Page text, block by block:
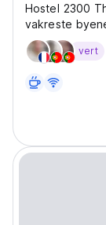
Hostel 2300
vakreste
komfortabel
av portugisisk
anerkjent...
vert